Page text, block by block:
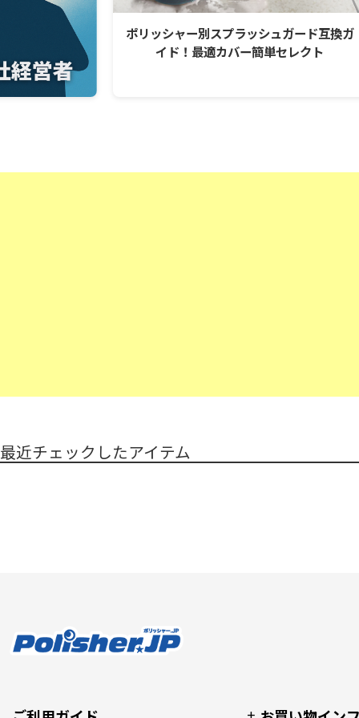
ポリッシャー別スプラッシュガード互換ガ
イド！最適カバー簡単セレクト
最近チェックしたアイテム